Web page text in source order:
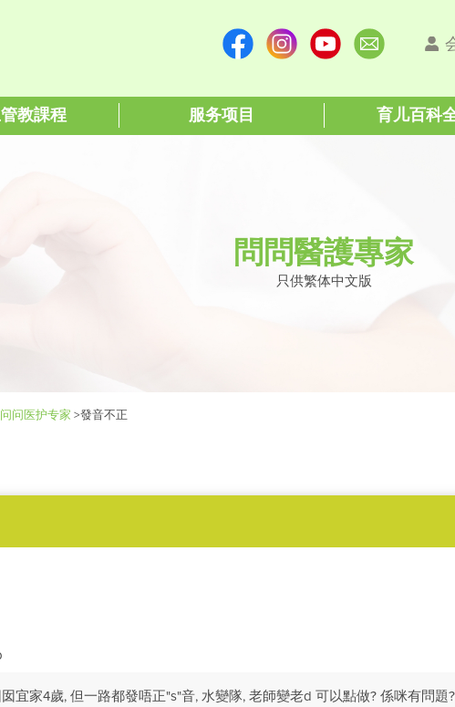
教課程 服务项目 育儿百科
問問醫護專家
只供繁体中文版
问问医护专家 >發音不正
宜家4歲, 但一路都發唔正"s"音, 水變隊, 老師變老d 可以點做? 係咪有問